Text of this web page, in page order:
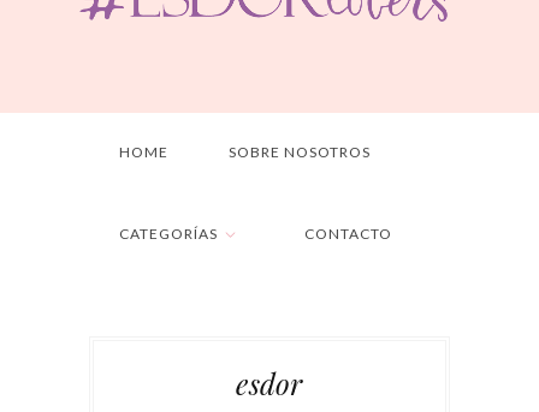
HOME SOBRE NOSOTROS
CATEGORÍAS CONTACTO
esdor